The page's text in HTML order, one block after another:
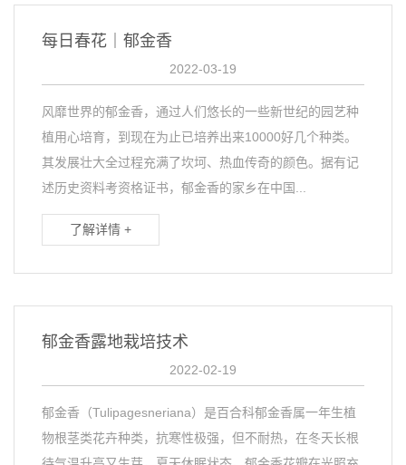
每日春花｜郁金香
2022-03-19
风靡世界的郁金香，通过人们悠长的一些新世纪的园艺种
植用心培育，到现在为止已培养出来10000好几个种类。
其发展壮大全过程充满了坎坷、热血传奇的颜色。据有记
述历史资料考资格证书，郁金香的家乡在中国...
了解详情 +
郁金香露地栽培技术
2022-02-19
郁金香（Tulipagesneriana）是百合科郁金香属一年生植
物根茎类花卉种类，抗寒性极强，但不耐热，在冬天长根